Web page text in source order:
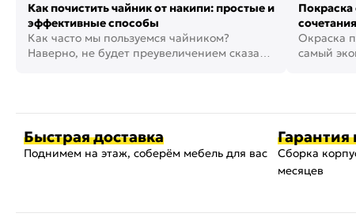
Как почистить чайник от накипи: простые и
эффективные способы
Как часто мы пользуемся чайником?
Наверно, не будет преувеличением сказать,
Покраска
фото
Окраска
самый
Быстрая доставка
Поднимем на этаж, соберём мебель для вас
Гарантия
Сборка
месяцев